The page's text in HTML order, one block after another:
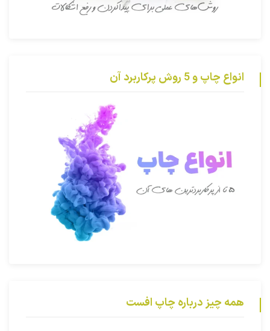
انواع چاپ و 5 روش پرکاربرد آن
همه چیز درباره چاپ افست